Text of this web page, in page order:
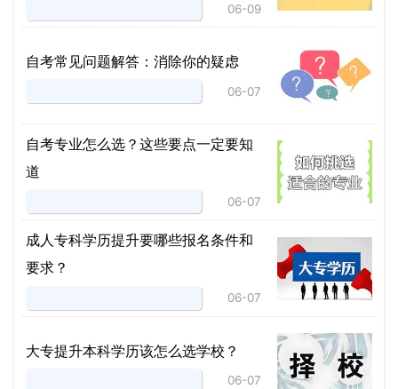
06-09
自考常见问题解答：消除你的疑虑
06-07
自考专业怎么选？这些要点一定要知
道
06-07
成人专科学历提升要哪些报名条件和
要求？
06-07
大专提升本科学历该怎么选学校？
06-07